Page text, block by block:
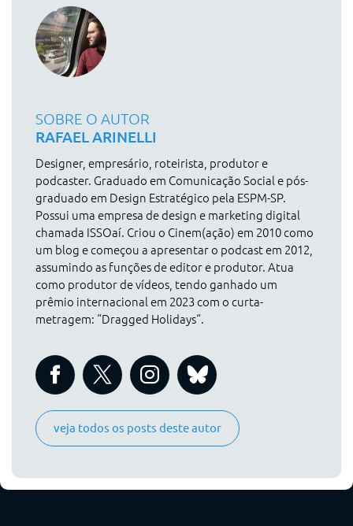
SOBRE O AUTOR
RAFAEL ARINELLI
Designer, empresário, roteirista, produtor e
podcaster. Graduado em Comunicação Social e pós-
graduado em Design Estratégico pela ESPM-SP.
Possui uma empresa de design e marketing digital
chamada ISSOaí. Criou o Cinem(ação) em 2010 como
um blog e começou a apresentar o podcast em 2012,
assumindo as funções de editor e produtor. Atua
como produtor de vídeos, tendo ganhado um
prêmio internacional em 2023 com o curta-
metragem: “Dragged Holidays“.
veja todos os posts deste autor